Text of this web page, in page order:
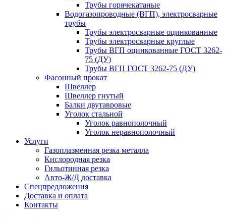
Трубы горячекатаные
Водогазопроводные (ВГП), электросварные
трубы
Трубы электросварные оцинкованные
Трубы электросварные круглые
Трубы ВГП оцинкованные ГОСТ 3262-
75 (ДУ)
Трубы ВГП ГОСТ 3262-75 (ДУ)
Фасонный прокат
Швеллер
Швеллер гнутый
Балки двутавровые
Уголок стальной
Уголок равнополочный
Уголок неравнополочный
Услуги
Газоплазменная резка металла
Кислородная резка
Гильотинная резка
Авто-Ж/Д доставка
Спецпредложения
Доставка и оплата
Контакты